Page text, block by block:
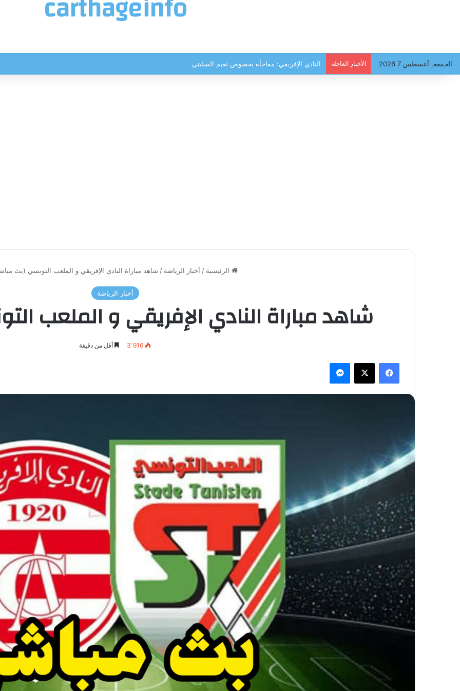
الجمعة, أغسطس 7 2026 الأخبار العاجلة النادي الإفريقي: مفاجأة بخصوص نعيم السليتي
الرئيسية / أخبار الرياضة / شاهد مباراة النادي الإفريقي و الملعب التونسي (بث
أخبار الرياضة
شاهد مباراة النادي الإفريقي و الملعب
3٬916 أقل من دقيقة
فيسبوك